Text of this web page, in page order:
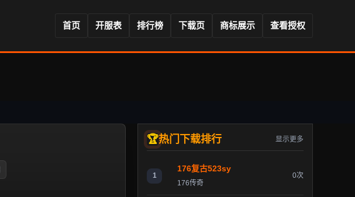
首页 开服表 排行榜 下载页 商标展示 查看授权
热门下载排行 显示更多
1
176复古523sy
176传奇
0次